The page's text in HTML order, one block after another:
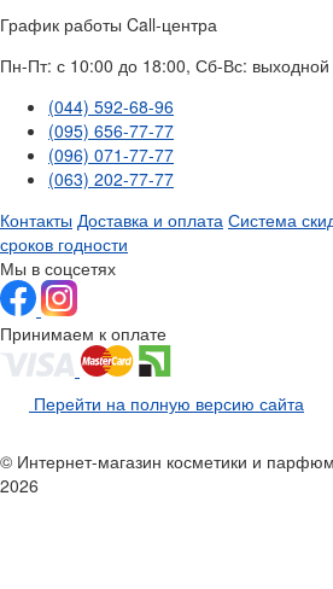
График работы Call-центра
Пн-Пт: с 10:00 до 18:00, Сб-Вс: выходной
(044) 592-68-96
(095) 656-77-77
(096) 071-77-77
(063) 202-77-77
Контакты Доставка и оплата Система
сроков годности
Мы в соцсетях
Принимаем к оплате
Перейти на полную версию сайта
© Интернет-магазин косметики и
2026